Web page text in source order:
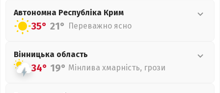
Автономна Республіка Крим
35° 21° Переважно ясно
Вінницька область
34° 19° Мінлива хмарність, грози